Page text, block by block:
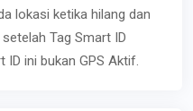
lokasi ketika hilang dan
Tag Smart ID
ID ini bukan GPS Aktif.